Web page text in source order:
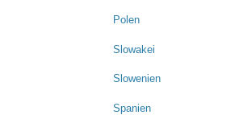
Polen
Slowakei
Slowenien
Spanien